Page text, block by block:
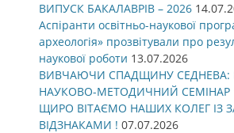
ВИПУСК БАКАЛАВРІВ – 2026
Аспіранти освітньо-наукової
археологія» прозвітували про
наукової роботи 13.07.2026
ВИВЧАЮЧИ СПАДЩИНУ СЕДНЕВА:
НАУКОВО-МЕТОДИЧНИЙ СЕМІНАР
ЩИРО ВІТАЄМО НАШИХ КОЛЕГ ІЗ
ВІДЗНАКАМИ ! 07.07.2026